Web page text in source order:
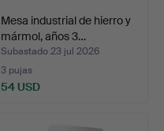
Mesa industrial de hierro y
mármol, años 3…
Subastado 23 jul 2026
3 pujas
54 USD